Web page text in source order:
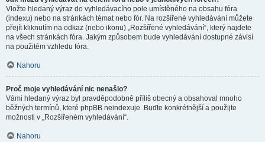
Vložte hledaný výraz do vyhledávacího pole umístěného na obsahu fóra
(indexu) nebo na stránkách témat nebo fór. Na rozšířené vyhledávání můžete
přejít kliknutím na odkaz (nebo ikonu) „Rozšířené vyhledávání“, který najdete
na všech stránkách fóra. Jakým způsobem bude vyhledávání dostupné závisí
na použitém vzhledu fóra.
Nahoru
Proč moje vyhledávání nic nenašlo?
Vámi hledaný výraz byl pravděpodobně příliš obecný a obsahoval mnoho
běžných termínů, které phpBB neindexuje. Buďte konkrétnější a použijte
možnosti v „Rozšířeném vyhledávání“.
Nahoru